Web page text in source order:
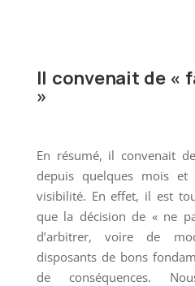
Il convenait de «
»
En résumé, il convenait
depuis quelques mois
visibilité. En effet, il est
que la décision de « ne
d’arbitrer, voire de
disposants de bons
de conséquences.